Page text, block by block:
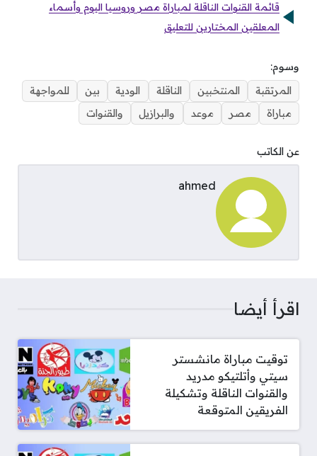
قائمة القنوات الناقلة لمباراة مصر وروسيا اليوم وأسماء
المعلقين المختارين للتعليق
وسوم:
المرتقبة
المنتخبين الناقلة الودية بين
للمواجهة
مباراة
مصر موعد والبرازيل والقنوات
عن الكاتب
ahmed
اقرأ أيضا
توقيت مباراة مانشستر
سيتي وأتلتيكو مدريد
والقنوات الناقلة وتشكيلة
الفريقين المتوقعة